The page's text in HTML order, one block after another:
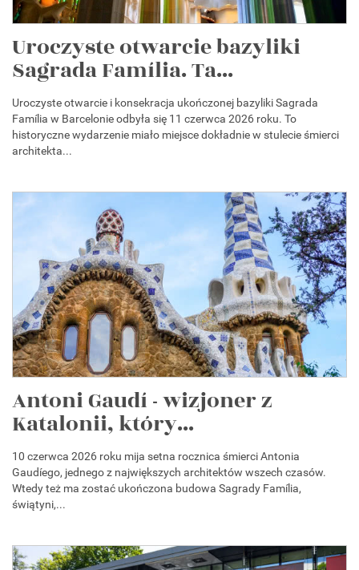
Uroczyste otwarcie bazyliki
Sagrada Família. Ta...
Uroczyste otwarcie i konsekracja ukończonej bazyliki Sagrada
Família w Barcelonie odbyła się 11 czerwca 2026 roku. To
historyczne wydarzenie miało miejsce dokładnie w stulecie śmierci
architekta...
Antoni Gaudí - wizjoner z
Katalonii, który...
10 czerwca 2026 roku mija setna rocznica śmierci Antonia
Gaudíego, jednego z największych architektów wszech czasów.
Wtedy też ma zostać ukończona budowa Sagrady Família,
świątyni,...